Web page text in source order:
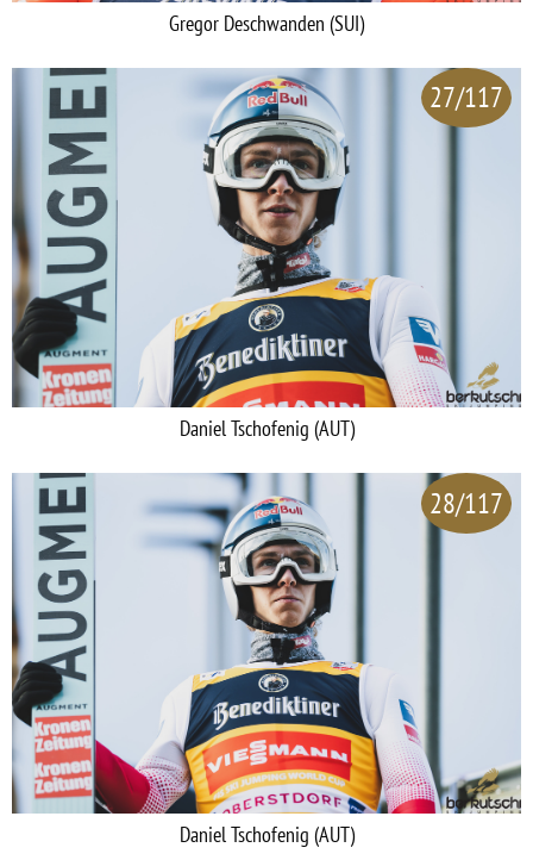
Gregor Deschwanden (SUI)
27/117
Daniel Tschofenig (AUT)
28/117
Daniel Tschofenig (AUT)